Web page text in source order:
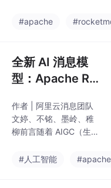
支撑多元化的场景。
#apache
全新 AI 消息模
型：Apache Ro
AI 应用拥抱事件
驱动架构？
作者 | 阿里云消息团队
文婷、不铭、墨岭、稚
柳前言随着 AIGC（生
卷全球，大语言模型（L
#人工智能 #apache